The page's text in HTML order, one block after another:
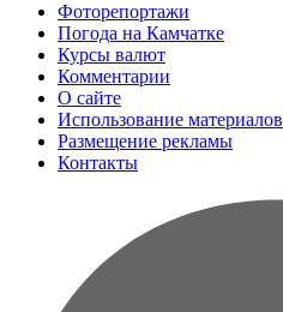
Фоторепортажи
Погода на Камчатке
Курсы валют
Комментарии
О сайте
Использование материалов
Размещение рекламы
Контакты